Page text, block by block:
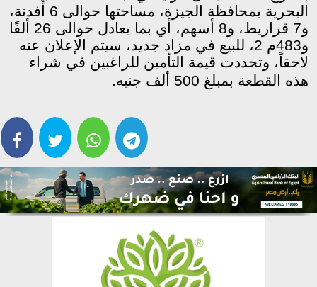
البحرية بمحافظة الجيزة، مساحتها حوالى 6 أفدنة،
و7 قراريط، و8 أسهم، أي بما يعادل حوالى 26 ألفًا
و483م 2، للبيع في مزاد جديد، سيتم الإعلان عنه
لاحقاً، وتحددت قيمة التأمين للراغبين في شراء
هذه القطعة بمبلغ 500 ألف جنيه